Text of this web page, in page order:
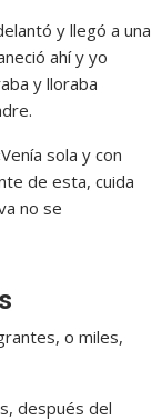
y llegó a una
ahí y yo
y lloraba
sola y con
de esta, cuida
no se
o miles,
después del